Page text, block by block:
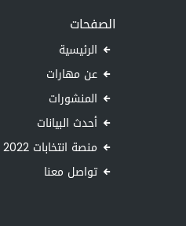
الصفحات
الرئيسية
عن مهارات
المنشورات
أحدث البيانات
منصة انتخابات 2022
تواصل معنا